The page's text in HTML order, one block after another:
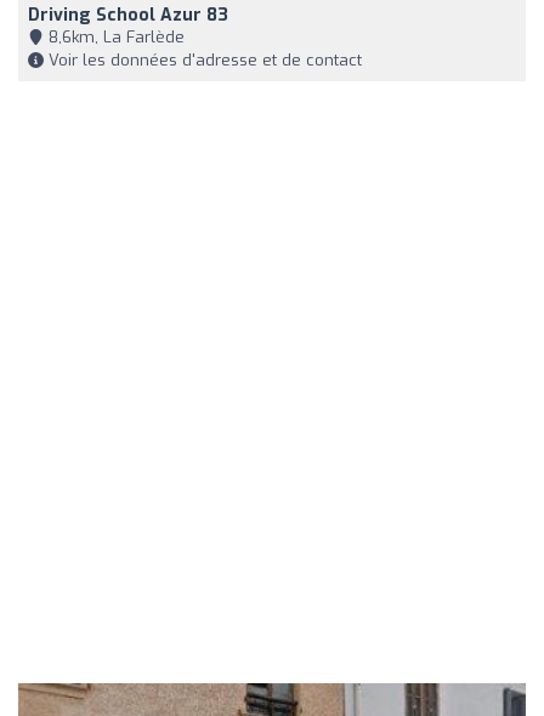
Driving School Azur 83
8,6km, La Farlède
Voir les données d'adresse et de contact